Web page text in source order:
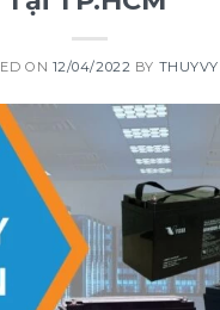
ON 12/04/2022 BY THUYVY